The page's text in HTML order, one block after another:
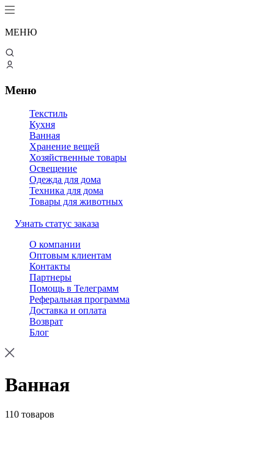
МЕНЮ
Меню
Текстиль
Кухня
Ванная
Хранение вещей
Хозяйственные товары
Освещение
Одежда для дома
Техника для дома
Товары для животных
Узнать статус заказа
О компании
Оптовым клиентам
Контакты
Партнеры
Помощь в Телеграмм
Реферальная программа
Доставка и оплата
Возврат
Блог
Ванная
110 товаров